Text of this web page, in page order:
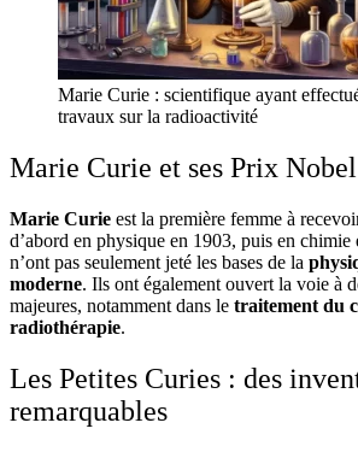
Marie Curie : scientifique ayant
travaux sur la radioactivité
Marie Curie et ses Prix Nobel
Marie Curie est la première femme à
d’abord en physique en 1903, puis en chimie
n’ont pas seulement jeté les bases de la
moderne. Ils ont également ouvert la voie à
majeures, notamment dans le traitement du
radiothérapie.
Les Petites Curies : des
remarquables